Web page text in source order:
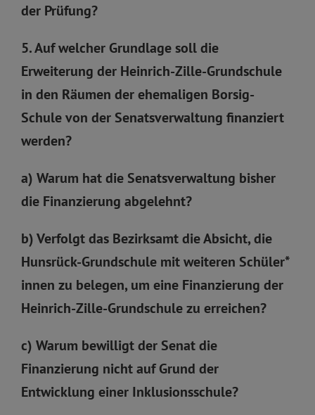
der Prüfung?
5. Auf welcher Grundlage soll die
Erweiterung der Heinrich-Zille-Grundschule
in den Räumen der ehemaligen Borsig-
Schule von der Senatsverwaltung finanziert
werden?
a) Warum hat die Senatsverwaltung bisher
die Finanzierung abgelehnt?
b) Verfolgt das Bezirksamt die Absicht, die
Hunsrück-Grundschule mit weiteren Schüler*
innen zu belegen, um eine Finanzierung der
Heinrich-Zille-Grundschule zu erreichen?
c) Warum bewilligt der Senat die
Finanzierung nicht auf Grund der
Entwicklung einer Inklusionsschule?